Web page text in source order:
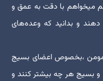
میخواهم با دقت به عمق و
و بدانید که وعده‌های
مومن ،بخصوص اعضای بسیج
بسیج هر چه بیشتر کنند و